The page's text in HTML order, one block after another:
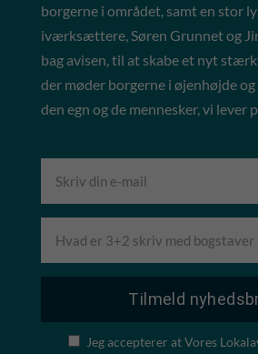
borgerne i området, samt en stor
iværksættere, Søren Grunnet og
bag avisen, til at skabe et nyt
der møder borgerne i øjenhøjde
den egn og de mennesker, vi lever
Jeg accepterer at Vores